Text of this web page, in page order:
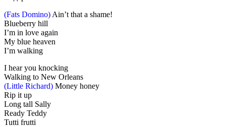
(Fats Domino) Ain’t that a shame!
Blueberry hill
I’m in love again
My blue heaven
I’m walking
I hear you knocking
Walking to New Orleans
(Little Richard) Money honey
Rip it up
Long tall Sally
Ready Teddy
Tutti frutti